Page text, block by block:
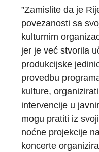
”Zamislite da je
povezanosti sa
kulturnim
jer je već stvorila
produkcijske
provedbu
kulture,
intervencije u
mogu pratiti iz
noćne projekcije
koncerte